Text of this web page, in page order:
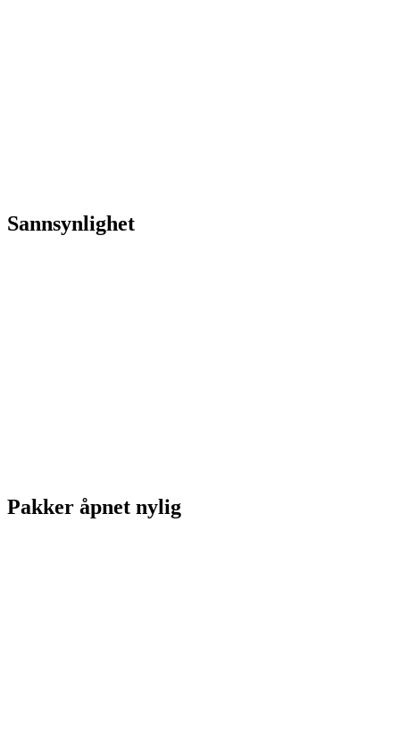
Sannsynlighet
Pakker åpnet nylig